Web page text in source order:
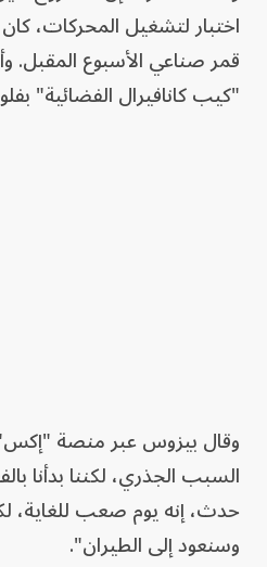
اختبار لتشغيل المحركات،
قمر صناعي الأسبوع المقبل.
"كيب كانافيرال الفضائية"
وقال بيزوس عبر منصة
السبب الجذري، لكننا بدأنا
حدث، إنه يوم صعب للغاية،
وسنعود إلى الطيران".